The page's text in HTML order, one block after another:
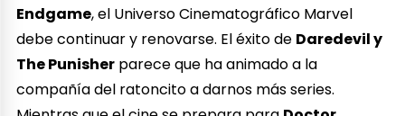
Endgame, el Universo Cinematográfico Marvel
debe continuar y renovarse. El éxito de Daredevil y
The Punisher parece que ha animado a la
compañía del ratoncito a darnos más series.